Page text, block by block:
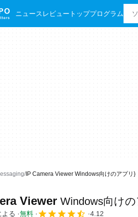
ニュース レビュー トッププログラム
IP Camera Viewer Windows向けのアプリ}
Viewer Windows向け
よる 無料 4.12